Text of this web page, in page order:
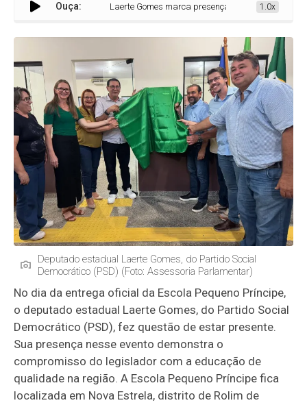
Ouça: Laerte Gomes marca presença na entrega da Escola
1.0x
Deputado estadual Laerte Gomes, do Partido Social
Democrático (PSD) (Foto: Assessoria Parlamentar)
No dia da entrega oficial da Escola Pequeno Príncipe,
o deputado estadual Laerte Gomes, do Partido Social
Democrático (PSD), fez questão de estar presente.
Sua presença nesse evento demonstra o
compromisso do legislador com a educação de
qualidade na região. A Escola Pequeno Príncipe fica
localizada em Nova Estrela, distrito de Rolim de